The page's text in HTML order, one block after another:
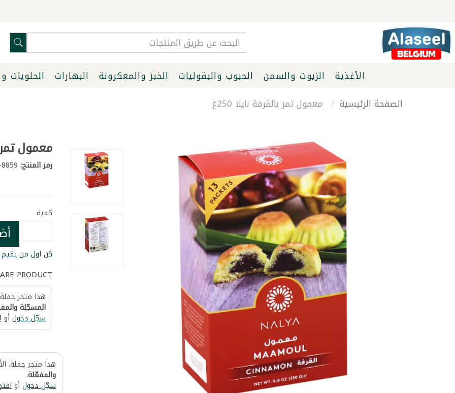
الأغذية الزيوت والسمن الحبوب والبقوليات الخبز والمعكرونة البهارات الحلويات
الصفحة الرئيسية
معمول تمر بالقرفة نايلا 250غ
معمول تمر
رمز المنتج:8859-1
كمية
كن اول من يقيم
PRODUCT
هذا متجر
المسجّلة
سجّل دخولأو
هذا متجر جملة.
والمفعّلة.
سجّل دخولأو